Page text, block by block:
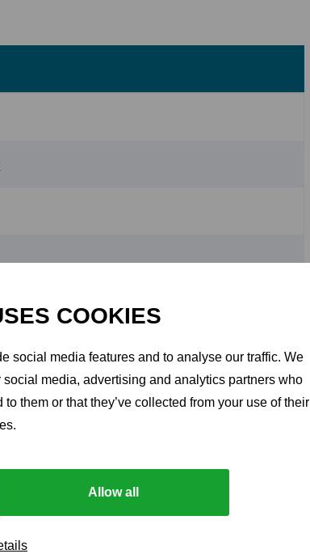
COOKIES
social media features and to analyse our traffic. We
media, advertising and analytics partners who
them or that they’ve collected from your use of their
Allow all
med bakkant (530 x 650 mm) + 1 st.
door with lock, automatic door